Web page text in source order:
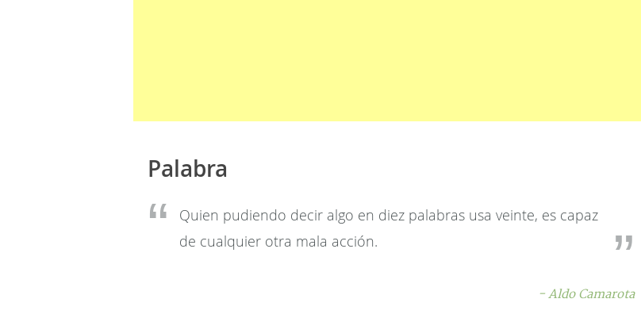
Palabra
Quien pudiendo decir algo en diez palabras usa veinte, es capaz
de cualquier otra mala acción.
- Aldo Camarota